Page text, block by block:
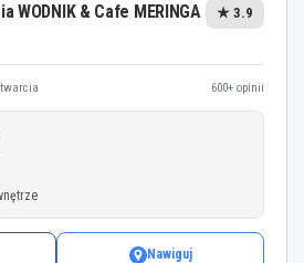
WODNIK & Cafe MERINGA ★ 3.9
600+ opinii
Nawiguj